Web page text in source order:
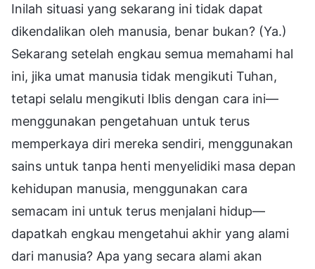
Inilah situasi yang sekarang ini tidak dapat
dikendalikan oleh manusia, benar bukan? (Ya.)
Sekarang setelah engkau semua memahami hal
ini, jika umat manusia tidak mengikuti Tuhan,
tetapi selalu mengikuti Iblis dengan cara ini—
menggunakan pengetahuan untuk terus
memperkaya diri mereka sendiri, menggunakan
sains untuk tanpa henti menyelidiki masa depan
kehidupan manusia, menggunakan cara
semacam ini untuk terus menjalani hidup—
dapatkah engkau mengetahui akhir yang alami
dari manusia? Apa yang secara alami akan